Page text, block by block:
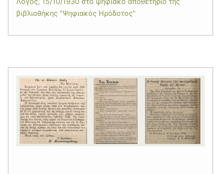
βιβλιοθήκης "Ψηφιακός Ηρόδοτος"